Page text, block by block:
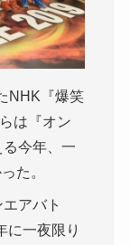
NHK『爆笑
は『オン
今年、一
た。
アバト
一夜限り